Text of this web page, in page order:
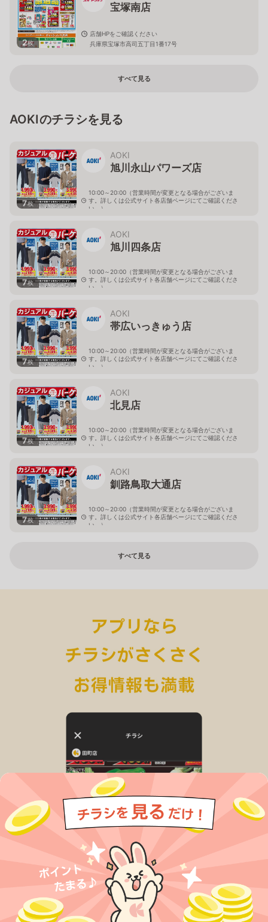
2枚
宝塚南店
店舗HPをご確認ください
兵庫県宝塚市高司五丁目1番17号
すべて見る
AOKIのチラシを見る
7枚
AOKI
旭川永山パワーズ店
10:00～20:00（営業時間が変更となる場合がございま
す。詳しくは公式サイト各店舗ページにてご確認くださ
い。）
7枚
AOKI
旭川四条店
10:00～20:00（営業時間が変更となる場合がございま
す。詳しくは公式サイト各店舗ページにてご確認くださ
い。）
7枚
AOKI
帯広いっきゅう店
10:00～20:00（営業時間が変更となる場合がございま
す。詳しくは公式サイト各店舗ページにてご確認くださ
い。）
7枚
AOKI
北見店
10:00～20:00（営業時間が変更となる場合がございま
す。詳しくは公式サイト各店舗ページにてご確認くださ
い。）
7枚
AOKI
釧路鳥取大通店
10:00～20:00（営業時間が変更となる場合がございま
す。詳しくは公式サイト各店舗ページにてご確認くださ
い。）
すべて見る